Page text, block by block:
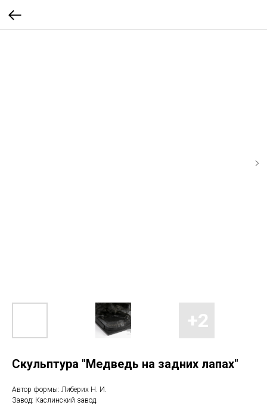
Скульптура "Медведь на задних лапах"
Автор формы: Либерих Н. И.
Завод: Каслинский завод.